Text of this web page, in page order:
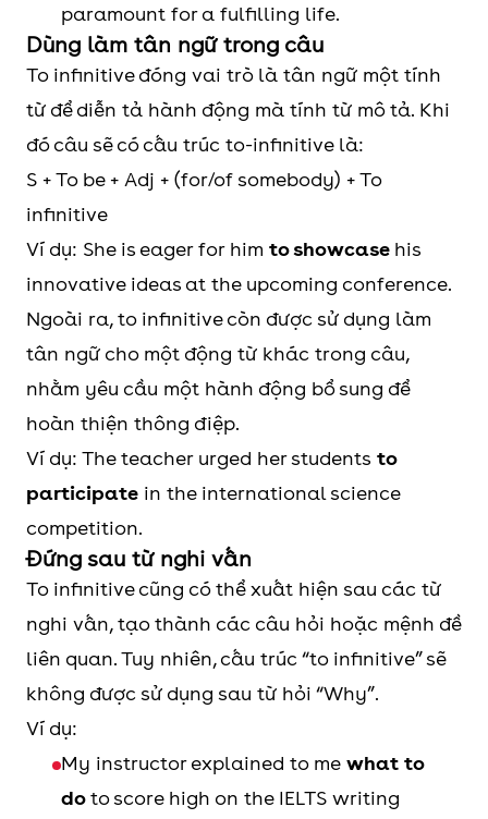
paramount for a fulfilling life.
Dùng làm tân ngữ trong câu
To infinitive đóng vai trò là tân ngữ một tính
từ để diễn tả hành động mà tính từ mô tả. Khi
đó câu sẽ có cấu trúc to-infinitive là:
S + To be + Adj + (for/of somebody) + To
infinitive
Ví dụ: She is eager for him to showcase his
innovative ideas at the upcoming conference.
Ngoài ra, to infinitive còn được sử dụng làm
tân ngữ cho một động từ khác trong câu,
nhằm yêu cầu một hành động bổ sung để
hoàn thiện thông điệp.
Ví dụ: The teacher urged her students to
participate in the international science
competition.
Đứng sau từ nghi vấn
To infinitive cũng có thể xuất hiện sau các từ
nghi vấn, tạo thành các câu hỏi hoặc mệnh đề
liên quan. Tuy nhiên, cấu trúc “to infinitive” sẽ
không được sử dụng sau từ hỏi “Why”.
Ví dụ:
My instructor explained to me what to
doto score high on the IELTS writing